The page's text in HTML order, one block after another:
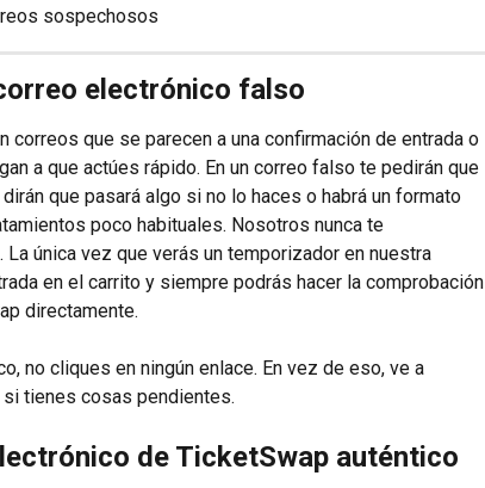
sospechosos
electrónico falso
correos que se parecen a una confirmación de entrada o
a que actúes rápido. En un correo falso te pedirán que
que pasará algo si no lo haces o habrá un formato
poco habituales. Nosotros nunca te
única vez que verás un temporizador en nuestra
en el carrito y siempre podrás hacer la comprobación
directamente.
no cliques en ningún enlace. En vez de eso, ve a
tienes cosas pendientes.
de TicketSwap auténtico